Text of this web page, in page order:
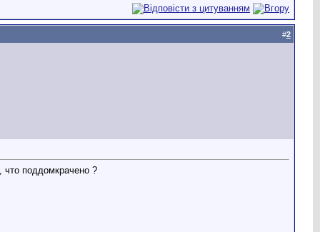
#2
что поддомкрачено ?